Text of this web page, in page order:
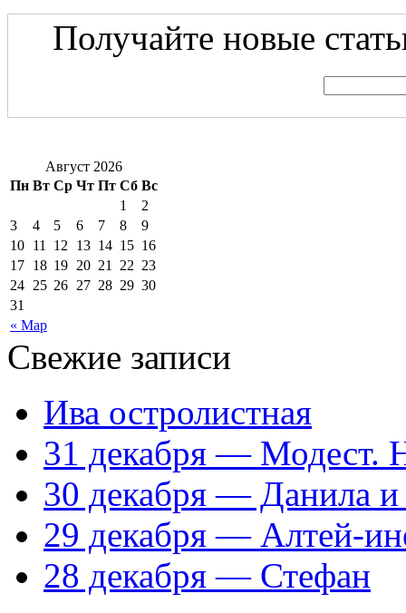
Получайте новые
Август 2026
Пн Вт Ср Чт Пт Сб Вс
« Мар
1
2
3
4 5 6 7 8
9
10 11 12 13 14 15 16
17 18 19 20 21 22 23
24 25 26 27 28 29 30
31
Свежие записи
Ива остролистная
31 декабря — Модест.
30 декабря — Данила
29 декабря — Алтей-
28 декабря — Стефан